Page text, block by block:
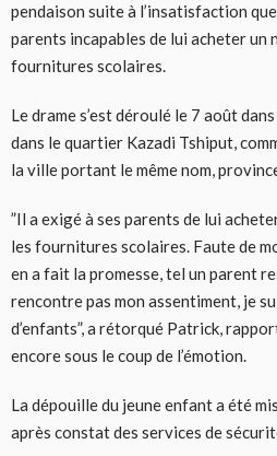
pendaison suite à l’insatisfaction
parents incapables de lui acheter un
fournitures scolaires.
Le drame s’est déroulé le 7 août
dans le quartier Kazadi Tshiput,
la ville portant le même nom,
”Il a exigé à ses parents de lui
les fournitures scolaires. Faute de
en a fait la promesse, tel un parent
rencontre pas mon assentiment, je
d’enfants”, a rétorqué Patrick,
encore sous le coup de l’émotion.
La dépouille du jeune enfant a été
après constat des services de